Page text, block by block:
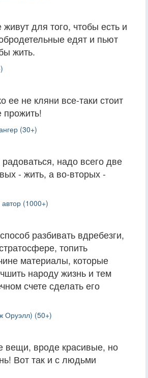
для того, чтобы есть и
едят и пьют
жить.
ее не кляни все-таки стоит
прожить!
(30+)
надо всего две
- жить, а во-вторых -
(1000+)
разбивать вдребезги,
топить
материалы, которые
народу жизнь и тем
счете сделать его
Оруэлл) (50+)
вещи, вроде красивые, но
Вот так и с людьми